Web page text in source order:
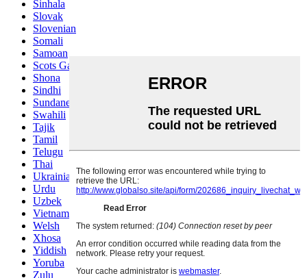
Sinhala
Slovak
Slovenian
Somali
Samoan
Scots Gaelic
Shona
Sindhi
Sundanese
Swahili
Tajik
Tamil
Telugu
Thai
Ukrainian
Urdu
Uzbek
Vietnamese
Welsh
Xhosa
Yiddish
Yoruba
Zulu